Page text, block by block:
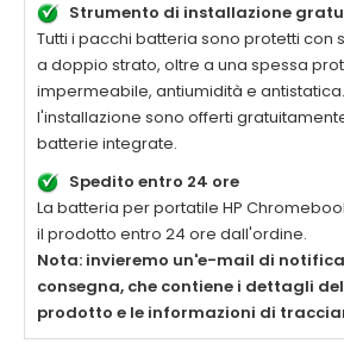
Strumento di installazione
Tutti i pacchi batteria sono protetti con
a doppio strato, oltre a una spessa
impermeabile, antiumidità e
l'installazione sono offerti
batterie integrate.
Spedito entro 24 ore
La batteria per portatile HP
il prodotto entro 24 ore dall'ordine.
Nota: invieremo un'e-mail di
consegna, che contiene i dettagli
prodotto e le informazioni di